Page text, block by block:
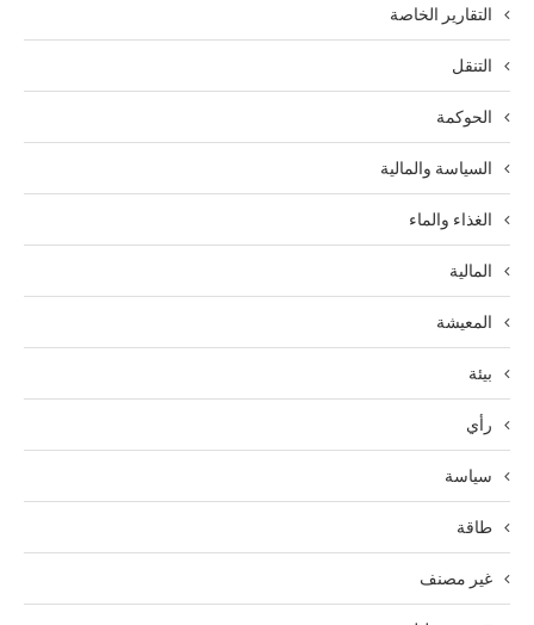
التقارير الخاصة
التنقل
الحوكمة
السياسة والمالية
الغذاء والماء
المالية
المعيشة
بيئة
رأي
سياسة
طاقة
غير مصنف